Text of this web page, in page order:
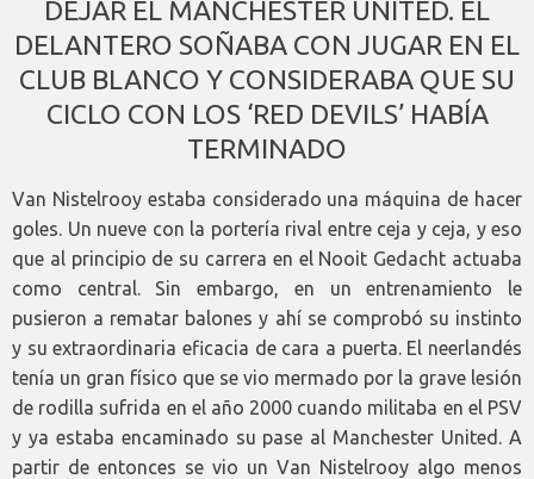
DEJAR EL MANCHESTER UNITED. EL
DELANTERO SOÑABA CON JUGAR EN EL
CLUB BLANCO Y CONSIDERABA QUE SU
CICLO CON LOS ‘RED DEVILS’ HABÍA
TERMINADO
Van Nistelrooy estaba considerado una máquina de hacer
goles. Un nueve con la portería rival entre ceja y ceja, y eso
que al principio de su carrera en el Nooit Gedacht actuaba
como central. Sin embargo, en un entrenamiento le
pusieron a rematar balones y ahí se comprobó su instinto
y su extraordinaria eficacia de cara a puerta. El neerlandés
tenía un gran físico que se vio mermado por la grave lesión
de rodilla sufrida en el año 2000 cuando militaba en el PSV
y ya estaba encaminado su pase al Manchester United. A
partir de entonces se vio un Van Nistelrooy algo menos